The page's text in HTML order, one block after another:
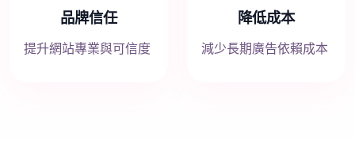
品牌信任
提升網站專業與可信度
降低成本
減少長期廣告依賴成本